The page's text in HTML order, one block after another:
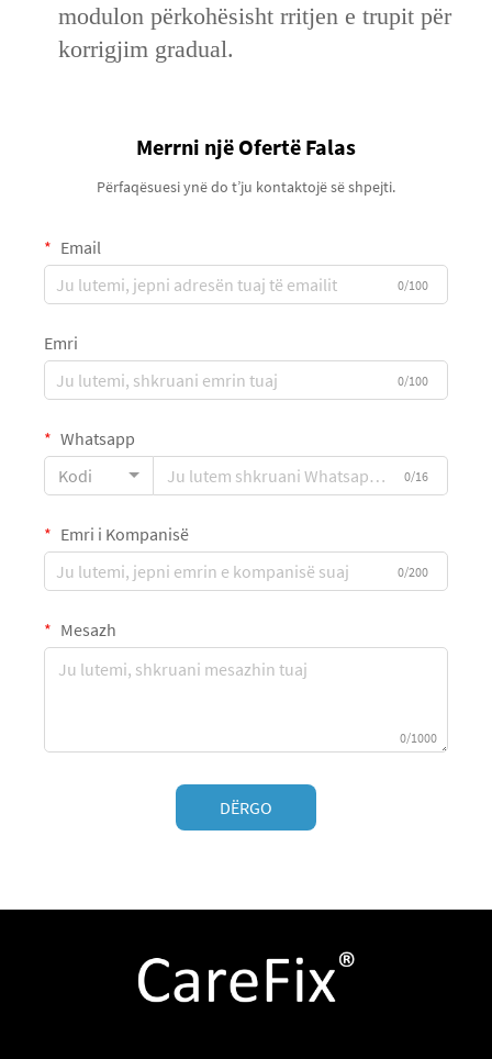
modulon përkohësisht rritjen e trupit për
korrigjim gradual.
Merrni një Ofertë Falas
Përfaqësuesi ynë do t’ju kontaktojë së shpejti.
Email
0/100
Emri
0/100
Whatsapp
Kodi
0/16
Emri i Kompanisë
0/200
Mesazh
0/1000
DËRGO